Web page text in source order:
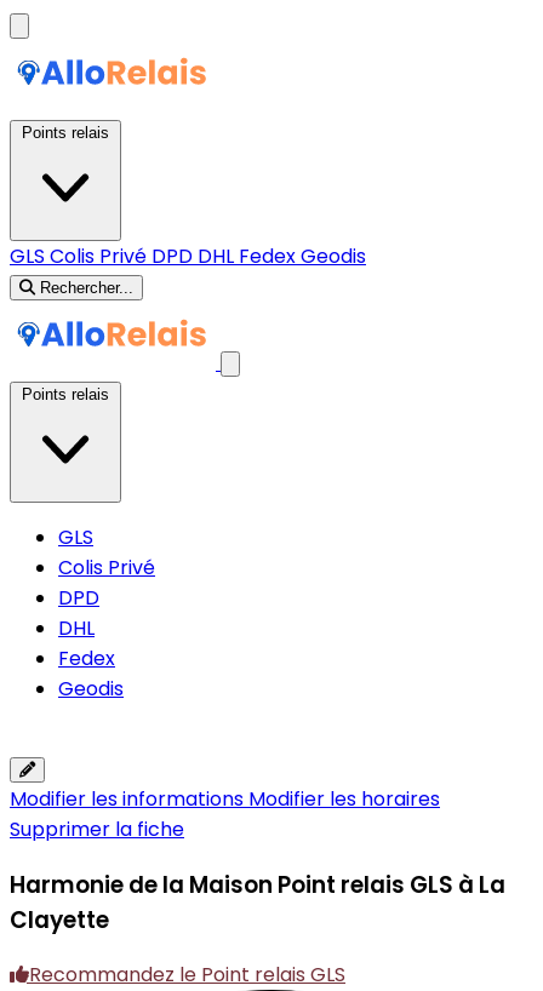
GLS Colis Privé DPD DHL FedexGeodis
Rechercher...
GLS
Colis Privé
DPD
DHL
Fedex
Geodis
Modifier les informations Modifier les horaires
Supprimer la fiche
Harmonie de la Maison Point relais GLS à La
Clayette
Recommandez le Point relais GLS